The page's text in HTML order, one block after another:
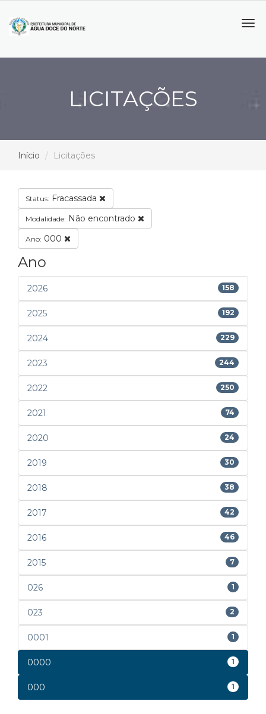
LICITAÇÕES
Início Licitações
Status: Fracassada
Modalidade: Não encontrado
Ano: 000
Ano
2026 158
2025 192
2024 229
2023 244
2022 250
2021 74
2020 24
2019 30
2018 38
2017 42
2016 46
2015 7
026 1
023 2
0001 1
0000 1
000 1